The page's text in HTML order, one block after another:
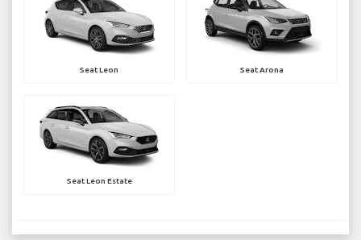
Seat Leon Seat Arona
Seat Leon Estate